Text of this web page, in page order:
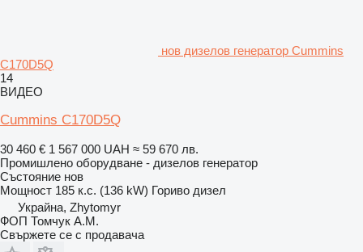
нов дизелов генератор Cummins
C170D5Q
14
ВИДЕО
Cummins C170D5Q
30 460 € 1 567 000 UAH ≈ 59 670 лв.
Промишлено оборудване - дизелов генератор
Състояние нов
Мощност 185 к.с. (136 kW) Гориво дизел
Украйна, Zhytomyr
ФОП Томчук А.М.
Свържете се с продавача